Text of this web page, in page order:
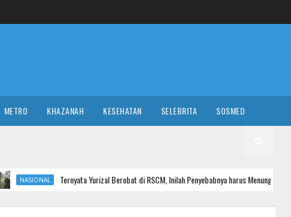
METRO KHAZANAH KESEHATAN SELEBRITA SOSMED
Ternyata Yurizal Berobat di RSCM, Inilah Penyebabnya harus Menunggu hingga 8 Jam